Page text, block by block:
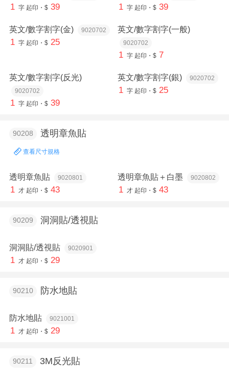
1 字 起印・$ 39 1 字 起印・$ 39
英文/數字割字(金) 9020702
1 字 起印・$ 25
英文/數字割字(一般)
9020702
1 字 起印・$ 7
英文/數字割字(反光)
9020702
1 字 起印・$ 39
英文/數字割字(銀) 9020702
1 字 起印・$ 25
90208 透明章魚貼
查看尺寸規格
透明章魚貼 9020801
1 才 起印・$ 43
透明章魚貼＋白墨 9020802
1 才 起印・$ 43
90209 洞洞貼/透視貼
洞洞貼/透視貼 9020901
1 才 起印・$ 29
90210 防水地貼
防水地貼 9021001
1 才 起印・$ 29
90211 3M反光貼